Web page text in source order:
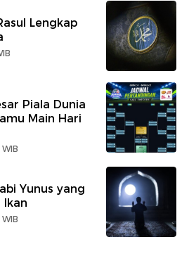
Lengkap
Piala Dunia
Main Hari
Yunus yang
Ikan